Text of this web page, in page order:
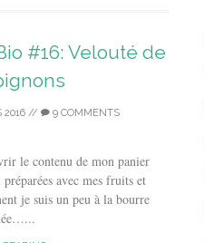
#16: Velouté de
2016// 9 COMMENTS
le contenu de mon panier
avec mes fruits et
je suis un peu à la bourre